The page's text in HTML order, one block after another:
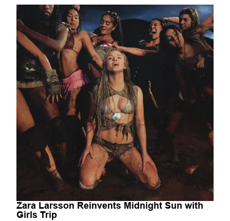
Zara Larsson Reinvents Midnight Sun with
Girls Trip